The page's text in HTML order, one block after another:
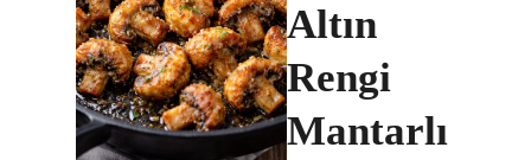
Altın
Rengi
Mantarlı